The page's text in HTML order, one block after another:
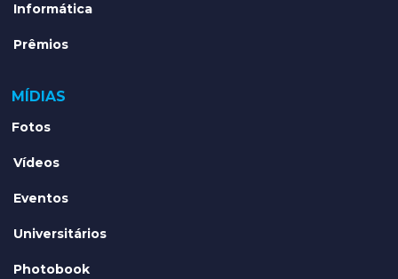
Informática
Prêmios
MÍDIAS
Fotos
Vídeos
Eventos
Universitários
Photobook